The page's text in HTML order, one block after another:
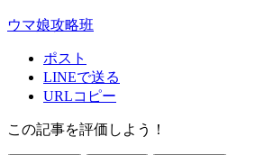
ウマ娘攻略班
ポスト
LINEで送る
URLコピー
この記事を評価しよう！